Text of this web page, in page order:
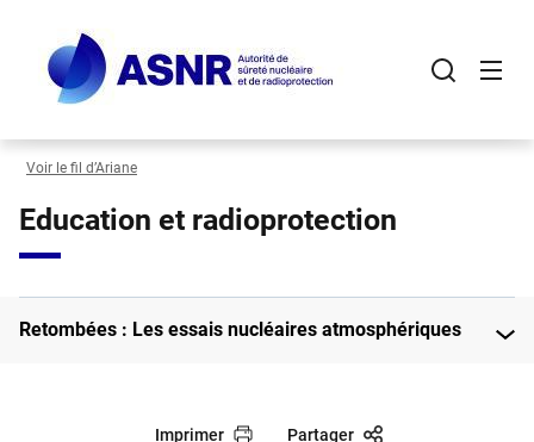
contenu
principal
Voir le fil d’Ariane
Education et radioprotection
Retombées : Les essais nucléaires atmosphériques
Imprimer Partager